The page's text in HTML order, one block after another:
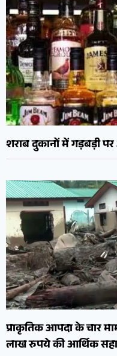
शराब दुकानों में गड़बड़ी
प्राकृतिक आपदा के चार
लाख रुपये की आर्थिक